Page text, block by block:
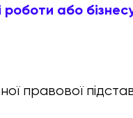
роботи або
правової